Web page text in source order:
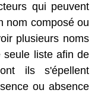
qui peuvent
nom composé ou
plusieurs noms
seule liste afin de
ils s'épellent
ou absence